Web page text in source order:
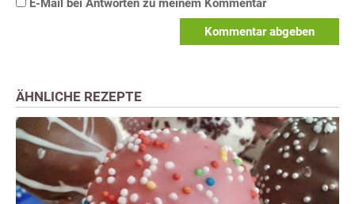
E-Mail bei Antworten zu meinem Kommentar
Kommentar abgeben
ÄHNLICHE REZEPTE